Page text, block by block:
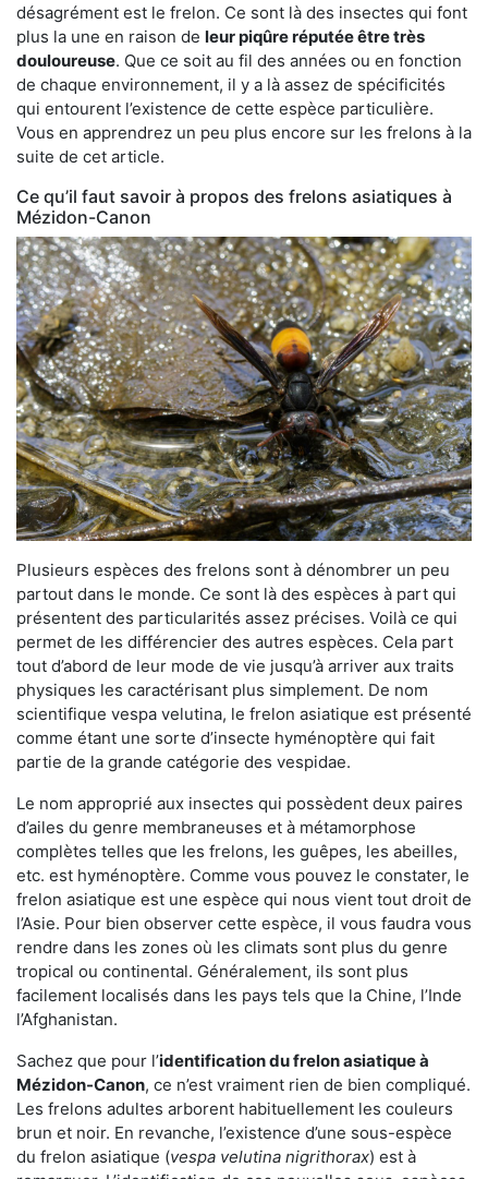
désagrément est le frelon. Ce sont là des insectes qui font
plus la une en raison de leur piqûre réputée être très
douloureuse. Que ce soit au fil des années ou en fonction
de chaque environnement, il y a là assez de spécificités
qui entourent l’existence de cette espèce particulière.
Vous en apprendrez un peu plus encore sur les frelons à la
suite de cet article.
Ce qu’il faut savoir à propos des frelons asiatiques à
Mézidon-Canon
Plusieurs espèces des frelons sont à dénombrer un peu
partout dans le monde. Ce sont là des espèces à part qui
présentent des particularités assez précises. Voilà ce qui
permet de les différencier des autres espèces. Cela part
tout d’abord de leur mode de vie jusqu’à arriver aux traits
physiques les caractérisant plus simplement. De nom
scientifique vespa velutina, le frelon asiatique est présenté
comme étant une sorte d’insecte hyménoptère qui fait
partie de la grande catégorie des vespidae.
Le nom approprié aux insectes qui possèdent deux paires
d’ailes du genre membraneuses et à métamorphose
complètes telles que les frelons, les guêpes, les abeilles,
etc. est hyménoptère. Comme vous pouvez le constater, le
frelon asiatique est une espèce qui nous vient tout droit de
l’Asie. Pour bien observer cette espèce, il vous faudra vous
rendre dans les zones où les climats sont plus du genre
tropical ou continental. Généralement, ils sont plus
facilement localisés dans les pays tels que la Chine, l’Inde
l’Afghanistan.
Sachez que pour l’identification du frelon asiatiqueà
Mézidon-Canon, ce n’est vraiment rien de bien compliqué.
Les frelons adultes arborent habituellement les couleurs
brun et noir. En revanche, l’existence d’une sous-espèce
du frelon asiatique (vespa velutina nigrithorax) est à